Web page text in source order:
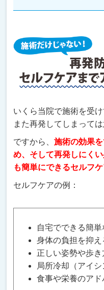
いくら当院で施術を受
また再発してしまって
ですから、施術の効果
め、そして再発しにく
も簡単にできるセルフ
セルフケアの例：
自宅でできる簡
身体の負担を抑
正しい姿勢や歩
局所冷却（アイ
食事や栄養のアド